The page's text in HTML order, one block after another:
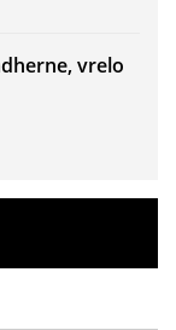
vrelo